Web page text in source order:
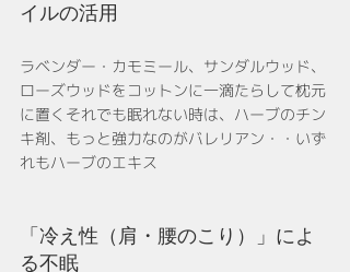
イルの活用
ラベンダー・カモミール、サンダルウッド、
ローズウッドをコットンに一滴たらして枕元
に置くそれでも眠れない時は、ハーブのチン
キ剤、もっと強力なのがバレリアン・・いず
れもハーブのエキス
「冷え性（肩・腰のこり）」によ
る不眠